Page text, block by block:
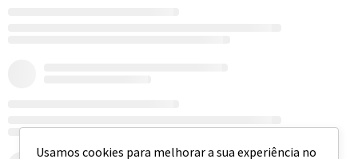
Usamos cookies para melhorar a sua experiência no